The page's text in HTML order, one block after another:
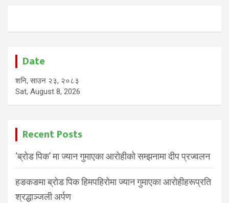
Date
शनि, साउन २३, २०८३
Sat, August 8, 2026
Recent Posts
‘ब्रोड पिक’ मा ज्यान गुमाएका आरोहीको सम्झनामा दीप प्रज्वलन
हङकङमा ब्रोड पिक हिमपहिरोमा ज्यान गुमाएका आरोहीहरूप्रति
श्रद्धाञ्जली अर्पण